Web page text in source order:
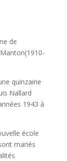
de
quinzaine
Nallard
1943 à
école
mariés